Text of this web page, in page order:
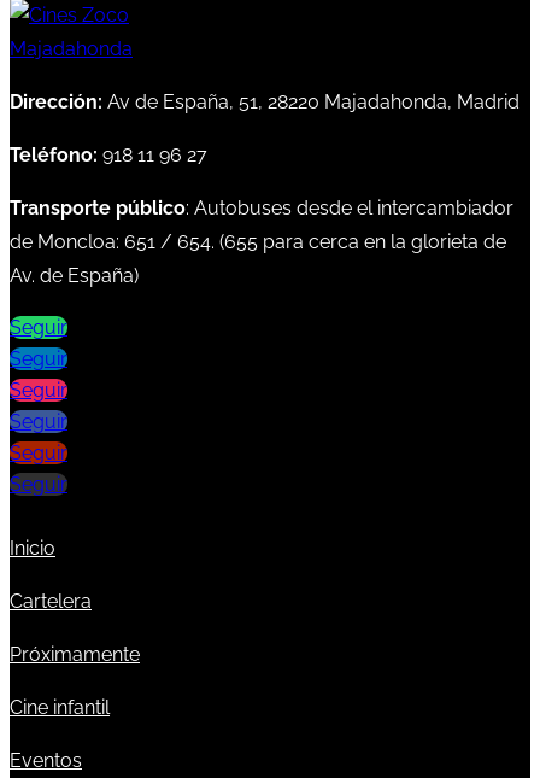
Dirección: Av de España, 51, 28220 Majadahonda, Madrid
Teléfono: 918 11 96 27
Transporte público: Autobuses desde el intercambiador
de Moncloa: 651 / 654. (655 para cerca en la glorieta de
Av. de España)
Seguir
Seguir
Seguir
Seguir
Seguir
Seguir
Inicio
Cartelera
Próximamente
Cine infantil
Eventos